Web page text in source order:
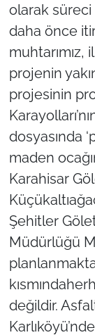
olarak süreci
daha önce
projenin
projesinin
dosyasında
maden
Karahisar
Şehitler
Müdürlüğü
değildir.
İş
Bilim
English
Canlı
Finans
Genel-A